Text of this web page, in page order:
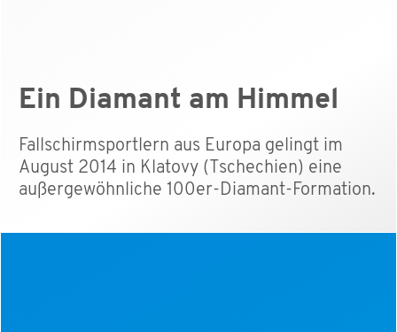
Ein Diamant am Himmel
Fallschirmsportlern aus Europa gelingt im
August 2014 in Klatovy (Tschechien) eine
außergewöhnliche 100er-Diamant-Formation.